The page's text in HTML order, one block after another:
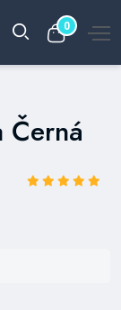
0
Černá